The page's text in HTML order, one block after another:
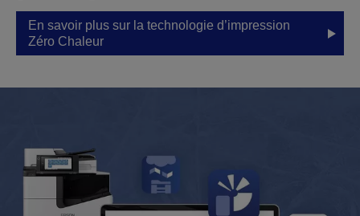
En savoir plus sur la technologie d’impression
Zéro Chaleur